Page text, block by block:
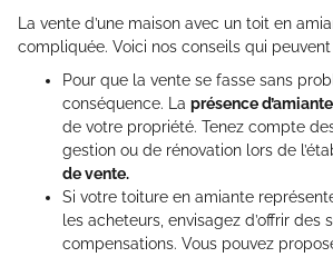
La vente d’une maison avec un toit en
compliquée. Voici nos conseils qui peuvent
Pour que la vente se fasse sans
conséquence. La présence d’amiante
de votre propriété. Tenez compte
gestion ou de rénovation lors de
de vente.
Si votre toiture en amiante
les acheteurs, envisagez d’offrir des
compensations. Vous pouvez